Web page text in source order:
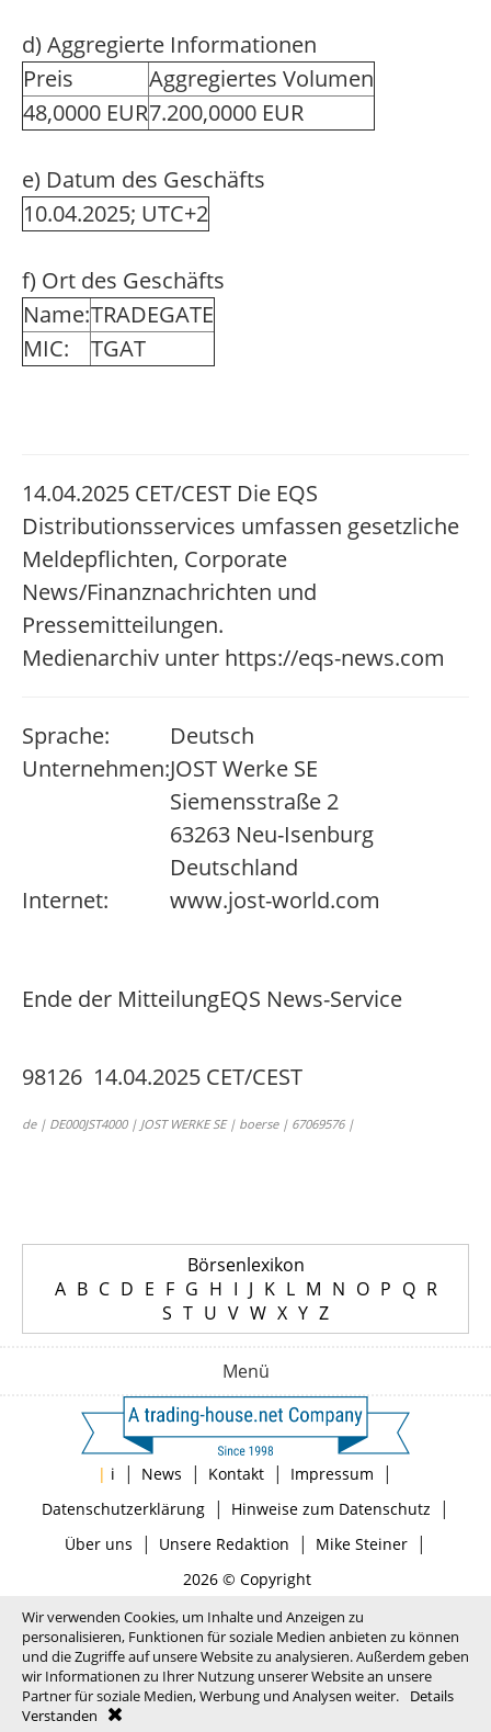
d) Aggregierte Informationen
Preis
Aggregiertes Volumen
48,0000 EUR7.200,0000 EUR
e) Datum des Geschäfts
10.04.2025; UTC+2
f) Ort des Geschäfts
Name:TRADEGATE
MIC:
TGAT
14.04.2025 CET/CEST Die EQS
Distributionsservices umfassen gesetzliche
Meldepflichten, Corporate
News/Finanznachrichten und
Pressemitteilungen.
Medienarchiv unter https://eqs-news.com
Sprache:
Deutsch
Unternehmen:JOST Werke SE
Siemensstraße 2
63263 Neu-Isenburg
Deutschland
Internet:
www.jost-world.com
Ende der MitteilungEQS News-Service
98126 14.04.2025 CET/CEST
de | DE000JST4000 | JOST WERKE SE | boerse | 67069576 |
Börsenlexikon
A B C D E F G H I J K L M N O P Q R
S T U V W X Y Z
Menü
| i | News | Kontakt | Impressum |
Datenschutzerklärung| Hinweise zum Datenschutz |
Über uns | Unsere Redaktion | Mike Steiner|
2026 © Copyright
Wir verwenden Cookies, um Inhalte und Anzeigen zu
personalisieren, Funktionen für soziale Medien anbieten zu können
und die Zugriffe auf unsere Website zu analysieren. Außerdem geben
wir Informationen zu Ihrer Nutzung unserer Website an unsere
Partner für soziale Medien, Werbung und Analysen weiter.
Details
Verstanden